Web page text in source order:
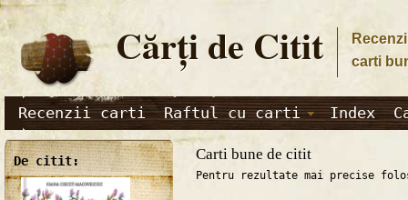
Cărţi de Citit
carti
Recenzii carti Raftul cu carti Index
De citit: Carti bune de citit
Pentru rezultate mai precise